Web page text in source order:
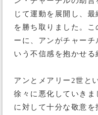
じて運動を展開し、
を勝ち取りました。こ
ーに、アンがチャーチ
いう不信感を抱かせる
アンとメアリー2世と
徐々に悪化していき
に対して十分な敬意